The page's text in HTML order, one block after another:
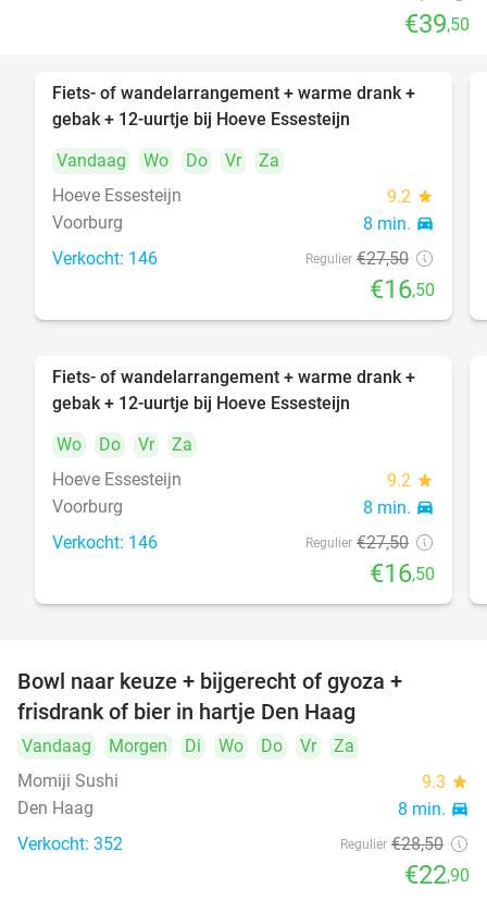
€39,50
40%
Fiets- of wandelarrangement + warme drank +
gebak + 12-uurtje bij Hoeve Essesteijn
Vandaag
Wo Do Vr
Za
Hoeve Essesteijn
9.2 star
Voorburg 8 min. directions_car
Verkocht: 146 Regulier €27,50
€16,50
40%
Fiets- of wandelarrangement + warme drank +
gebak + 12-uurtje bij Hoeve Essesteijn
Wo
Do Vr
Za
Hoeve Essesteijn
9.2 star
Voorburg 8 min. directions_car
Verkocht: 146 Regulier €27,50
€16,50
Bowl naar keuze + bijgerecht of gyoza +
frisdrank of bier in hartje Den Haag
Vandaag Morgen Di Wo Do Vr
Za
Momiji Sushi
9.3 star
Den Haag 8 min. directions_car
Verkocht: 352 Regulier €28,50
€22,90